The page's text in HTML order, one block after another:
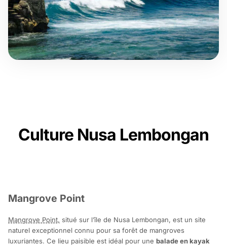
Culture Nusa Lembongan
Mangrove Point
Mangrove Point, situé sur l’île de Nusa Lembongan, est un site
naturel exceptionnel connu pour sa forêt de mangroves
luxuriantes. Ce lieu paisible est idéal pour une balade en kayak